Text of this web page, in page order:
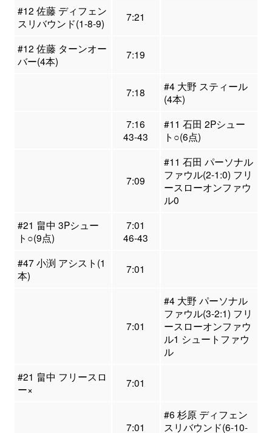
#12 佐藤 ディフェン
スリバウンド(1-8-9)
7:21
#12 佐藤 ターンオー
バー(4本)
7:19
7:18
#4 大野 スティール
(4本)
7:16
43-43
#11 石田 2Pシュー
ト○(6点)
7:09
#11 石田 パーソナル
ファウル(2-1:0) フリ
ースローオンファウ
ル0
#21 畠中 3Pシュー
ト○(9点)
7:01
46-43
#47 小渕 アシスト(1
本)
7:01
7:01
#4 大野 パーソナル
ファウル(3-2:1) フリ
ースローオンファウ
ル1 シュートファウ
ル
#21 畠中 フリースロ
ー×
7:01
7:01
#6 杉原 ディフェン
スリバウンド(6-10-